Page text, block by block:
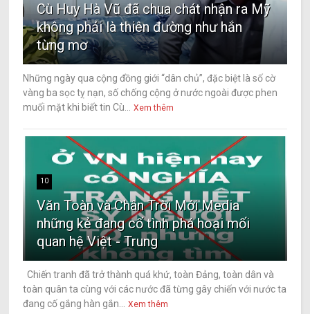
Cù Huy Hà Vũ đã chua chát nhận ra Mỹ
không phải là thiên đường như hắn
từng mơ
Những ngày qua cộng đồng giới “dân chủ”, đặc biệt là số cờ
vàng ba sọc tỵ nạn, số chống cộng ở nước ngoài được phen
muối mặt khi biết tin Cù...
Xem thêm
10
Văn Toàn và Chân Trời Mới Media
những kẻ đang cố tình phá hoại mối
quan hệ Việt - Trung
Chiến tranh đã trở thành quá khứ, toàn Đảng, toàn dân và
toàn quân ta cùng với các nước đã từng gây chiến với nước ta
đang cố gắng hàn gắn...
Xem thêm